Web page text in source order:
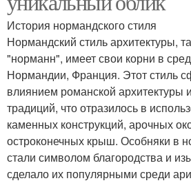
История нормандского стиля
Нормандский стиль архитектуры,
"норманн", имеет свои корни в
Нормандии, Франция. Этот стиль
влиянием романской архитектуры
традиций, что отразилось в
каменных конструкций, арочных
остроконечных крыш. Особняки в
стали символом благородства и
сделало их популярными среди